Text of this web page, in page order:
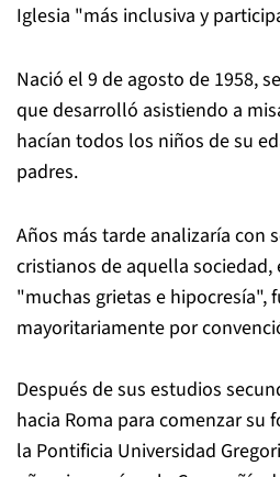
Iglesia "más inclusiva y
Nació el 9 de agosto de 1958,
que desarrolló asistiendo a
hacían todos los niños de su
padres.
Años más tarde analizaría con
cristianos de aquella sociedad,
"muchas grietas e hipocresía",
mayoritariamente por
Después de sus estudios
hacia Roma para comenzar su
la Pontificia Universidad